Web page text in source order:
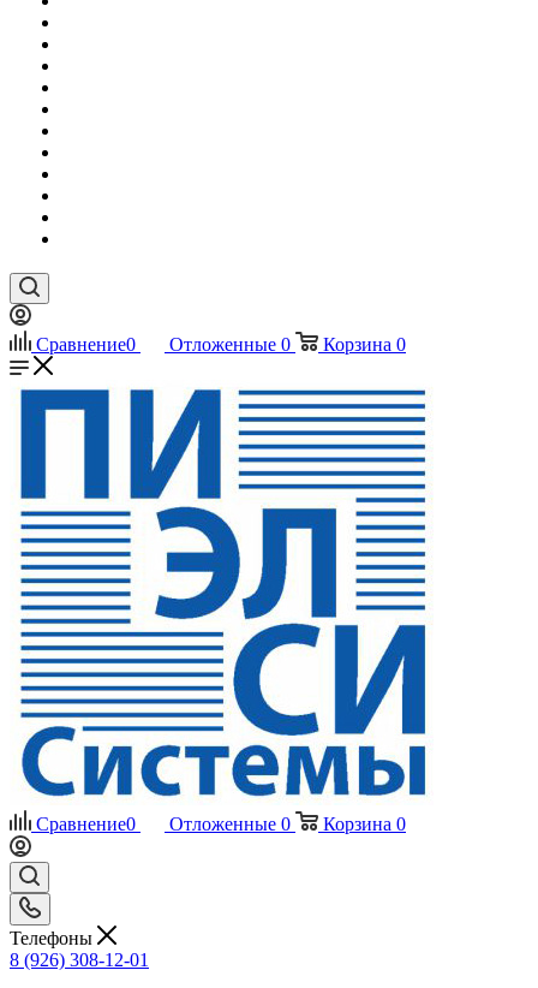
Сравнение0 Отложенные 0 Корзина 0
Сравнение0 Отложенные 0 Корзина 0
Телефоны
8 (926) 308-12-01